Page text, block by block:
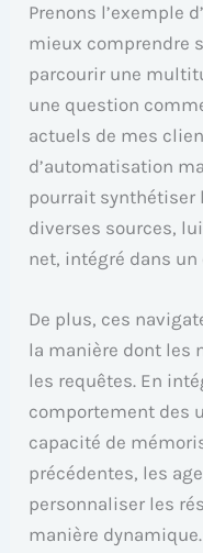
Prenons l’exemple
mieux comprendre
parcourir une
une question
actuels de mes
d’automatisation
pourrait synthétiser
diverses sources,
net, intégré dans
De plus, ces
la manière dont les
les requêtes. En
comportement des
capacité de
précédentes, les
personnaliser les
manière